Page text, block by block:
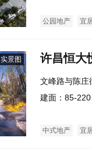
公园地产 宜
实景图 许昌恒大
文峰路与陈庄
建面：85-
中式地产 宜